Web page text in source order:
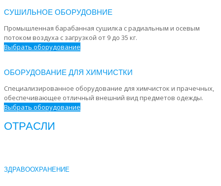
СУШИЛЬНОЕ ОБОРУДОВНИЕ
Промышленная барабанная сушилка с радиальным и осевым
потоком воздуха с загрузкой от 9 до 35 кг.
Выбрать оборудование
ОБОРУДОВАНИЕ ДЛЯ ХИМЧИСТКИ
Специализированное оборудование для химчисток и прачечных,
обеспечивающее отличный внешний вид предметов одежды.
Выбрать оборудование
ОТРАСЛИ
ЗДРАВООХРАНЕНИЕ